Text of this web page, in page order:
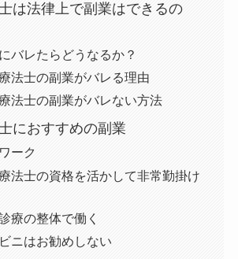
は法律上で副業はできるの
バレたらどうなるか？
法士の副業がバレる理由
法士の副業がバレない方法
におすすめの副業
ーク
法士の資格を活かして非常勤掛け
療の整体で働く
ニはお勧めしない